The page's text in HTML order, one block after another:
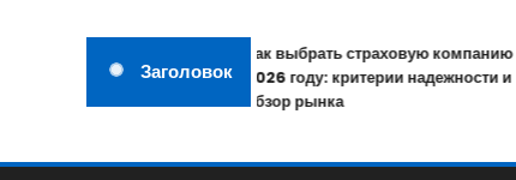
Заголовок
Как выбрать страховую компанию в
2026 году: критерии надежности и
обзор рынка